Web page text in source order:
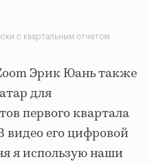
с квартальным отчетом
Эрик Юань также
для
первого квартала
видео его цифровой
я использую наши